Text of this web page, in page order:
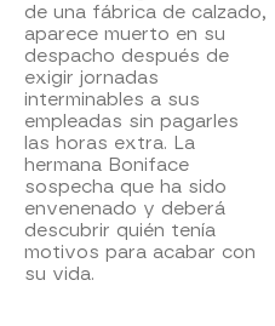
de una fábrica de calzado,
aparece muerto en su
despacho después de
exigir jornadas
interminables a sus
empleadas sin pagarles
las horas extra. La
hermana Boniface
sospecha que ha sido
envenenado y deberá
descubrir quién tenía
motivos para acabar con
su vida.